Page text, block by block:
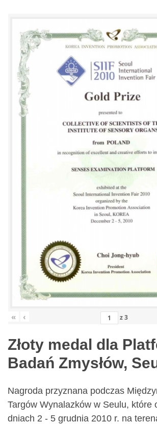
« ‹ z3
Złoty medal dla
Badań Zmysłów,
Nagroda przyznana podczas
Targów Wynalazków w Seulu, które
dniach 2 - 5 grudnia 2010 r. na